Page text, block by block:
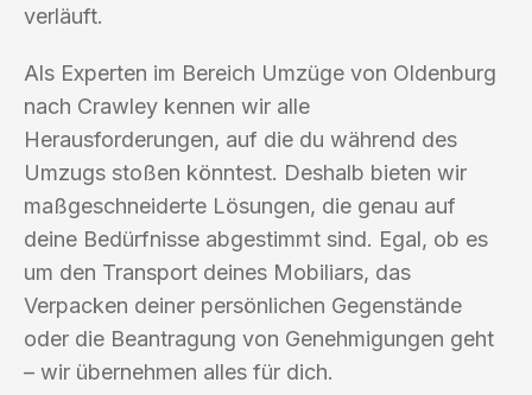
verläuft.
Als Experten im Bereich Umzüge von Oldenburg
nach Crawley kennen wir alle
Herausforderungen, auf die du während des
Umzugs stoßen könntest. Deshalb bieten wir
maßgeschneiderte Lösungen, die genau auf
deine Bedürfnisse abgestimmt sind. Egal, ob es
um den Transport deines Mobiliars, das
Verpacken deiner persönlichen Gegenstände
oder die Beantragung von Genehmigungen geht
– wir übernehmen alles für dich.